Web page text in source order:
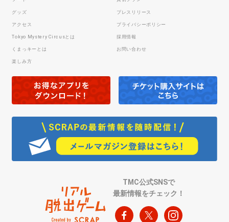
グッズ
アクセス
Tokyo Mystery Circusとは
くまっキーとは
楽しみ方
プレスリリース
プライバシーポリシー
採用情報
お問い合わせ
TMC公式SNSで
最新情報をチェック！